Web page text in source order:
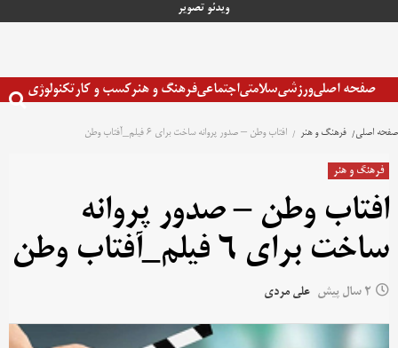
ویدئو تصویر
صفحه اصلیورزشیسلامتیاجتماعیفرهنگ و هنرکسب و کارتکنولوژی
صفحه اصلی فرهنگ و هنر افتاب وطن – صدور پروانه ساخت برای ۶ فیلم_آفتاب وطن
فرهنگ و هنر
افتاب وطن – صدور پروانه
ساخت برای ۶ فیلم_آفتاب وطن
2 سال پیش علی مردی